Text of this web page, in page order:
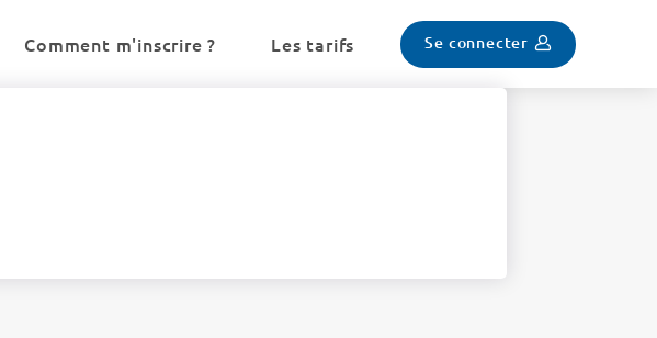
Comment m'inscrire ? Les tarifs Se connecter